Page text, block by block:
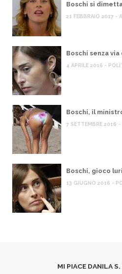
Boschi si
21 FEBBRAIO 2017 -
Boschi senza via
4 APRILE 2016 -
Boschi, il
7 SETTEMBRE 2016
Boschi, gioco
13 GIUGNO 2016 -
MI PIACE DANILA